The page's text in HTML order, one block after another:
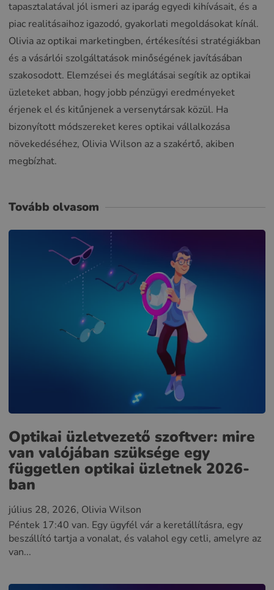
tapasztalatával jól ismeri az iparág egyedi kihívásait, és a
piac realitásaihoz igazodó, gyakorlati megoldásokat kínál.
Olivia az optikai marketingben, értékesítési stratégiákban
és a vásárlói szolgáltatások minőségének javításában
szakosodott. Elemzései és meglátásai segítik az optikai
üzleteket abban, hogy jobb pénzügyi eredményeket
érjenek el és kitűnjenek a versenytársak közül. Ha
bizonyított módszereket keres optikai vállalkozása
növekedéséhez, Olivia Wilson az a szakértő, akiben
megbízhat.
Tovább olvasom
Optikai üzletvezető szoftver: mire
van valójában szüksége egy
független optikai üzletnek 2026-
ban
július 28, 2026, Olivia Wilson
Péntek 17:40 van. Egy ügyfél vár a keretállításra, egy
beszállító tartja a vonalat, és valahol egy cetli, amelyre az
van...